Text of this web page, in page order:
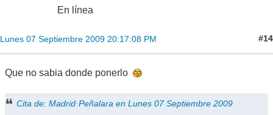
En línea
Lunes 07 Septiembre 2009 20:17:08 PM #14
Que no sabia donde ponerlo
Cita de: Madrid·Peñalara en Lunes 07 Septiembre 2009